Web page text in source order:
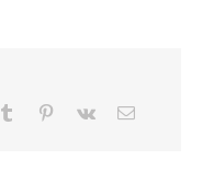
Tumblr Pinterest
Vk
E-